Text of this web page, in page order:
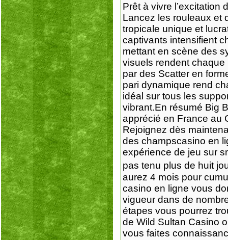
Prêt à vivre
Lancez les rouleaux et
tropicale unique et
captivants intensifient
mettant en scène des
visuels rendent
par des Scatter en
pari dynamique rend
idéal sur tous les
vibrant.En résumé Big
apprécié en France au
Rejoignez dès
des champscasino en
expérience de jeu sur
pas tenu plus de huit
aurez 4 mois pour
casino en ligne vous
vigueur dans de
étapes vous pourrez
de Wild Sultan Casino
vous faites